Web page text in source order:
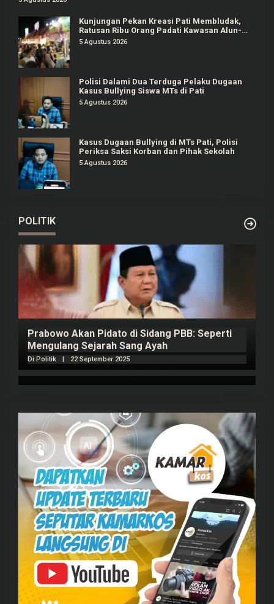
Kunjungan Pekan Kreasi Pati Membludak,
Ratusan Ribu Orang Padati Kawasan Alun-
alun Pati
5 Agustus 2026
Polisi Dalami Dua Terduga Pelaku Dugaan
Kasus Bullying Siswa MTs di Pati
5 Agustus 2026
Kasus Dugaan Bullying di MTs Pati, Polisi
Periksa Saksi Korban dan Pihak Sekolah
5 Agustus 2026
POLITIK
Prabowo Akan Pidato di Sidang PBB: Seperti
Mengulang Sejarah Sang Ayah
Di Politik 22 September 2025